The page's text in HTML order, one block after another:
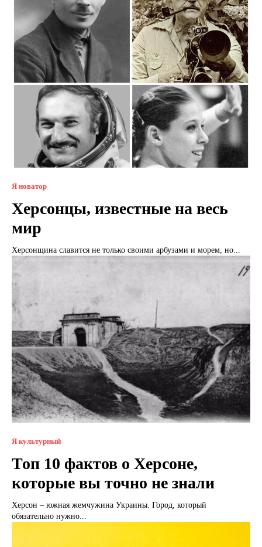
Я новатор
Херсонцы, известные на весь
мир
Херсонщина славится не только своими арбузами и морем, но...
Я культурный
Топ 10 фактов о Херсоне,
которые вы точно не знали
Херсон – южная жемчужина Украины. Город, который
обязательно нужно...